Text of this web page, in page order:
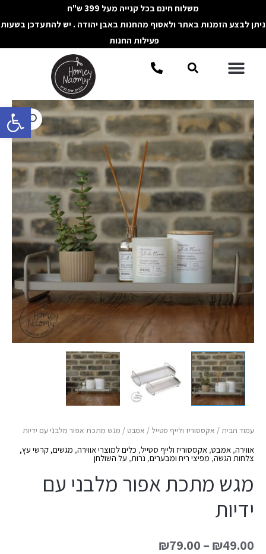
פתח
לתוכן
משלוח חינם בכל קנייה מעל 399 ש"ח
ניתן לבצע הזמנות באתר ולאסוף מהחנות באבן יהודה . יש להתעדכן בשעות
פעילות החנות
תפריטחיפוש
עמוד הבית/ אקססוריז ולייף סטייל / אמבט/ מגש מתכת אפור מלבני עם ידיות
אווירה, אמבט, אקססוריז ולייף סטייל, כלים למוצרי אווירה, מגשים, קרשי עץ,
צלחות הגשה,מפיצי ריח ומבערים, נרות, על השולחן
מגש מתכת אפור מלבני עם
ידיות
₪49.00
–
₪79.00
כמות
של
מגש
מתכת
אפור
מלבני
ידיות